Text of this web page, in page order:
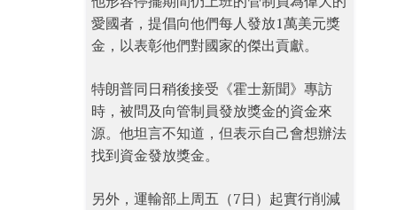
愛國者，提倡向他們每人發放1萬美元獎
金，以表彰他們對國家的傑出貢獻。
特朗普同日稍後接受《霍士新聞》專訪
時，被問及向管制員發放獎金的資金來
源。他坦言不知道，但表示自己會想辦法
找到資金發放獎金。
另外，運輸部上周五（7日）起實行削減